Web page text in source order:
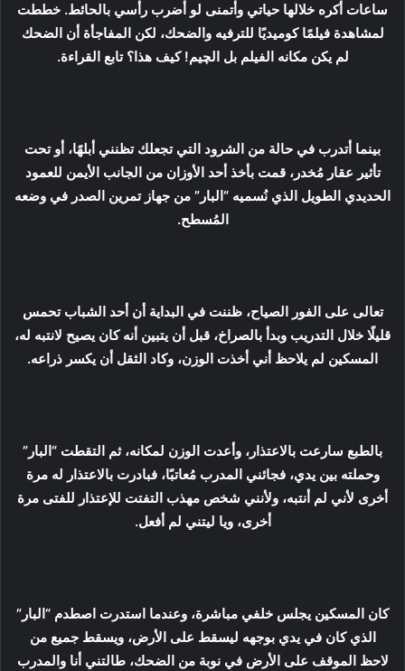
ساعات أكره خلالها حياتي وأتمنى لو أضرب رأسي بالحائط. خططت
لمشاهدة فيلمًا كوميديًا للترفيه والضحك، لكن المفاجأة أن الضحك
لم يكن مكانه الفيلم بل الچيم! كيف هذا؟ تابع القراءة.
بينما أتدرب في حالة من الشرود التي تجعلك تظنني أبلهًا، أو تحت
تأثير عقار مُخدر، قمت بأخذ أحد الأوزان من الجانب الأيمن للعمود
الحديدي الطويل الذي نُسميه “البار” من جهاز تمرين الصدر في وضعه
المُسطح.
تعالى على الفور الصياح، ظننت في البداية أن أحد الشباب تحمس
قليلًا خلال التدريب وبدأ بالصراخ، قبل أن يتبين أنه كان يصيح لانتبه له،
المسكين لم يلاحظ أني أخذت الوزن، وكاد الثقل أن يكسر ذراعه.
بالطبع سارعت بالاعتذار، وأعدت الوزن لمكانه، ثم التقطت “البار”
وحملته بين يدي، فجائني المدرب مُعاتبًا، فبادرت بالاعتذار له مرة
أخرى لأني لم أنتبه، ولأنني شخص مهذب التفتت للإعتذار للفتى مرة
أخرى، ويا ليتني لم أفعل.
كان المسكين يجلس خلفي مباشرة، وعندما استدرت اصطدم “البار”
الذي كان في يدي بوجهه ليسقط على الأرض، ويسقط جميع من
لاحظ الموقف على الأرض في نوبة من الضحك، طالتني أنا والمدرب